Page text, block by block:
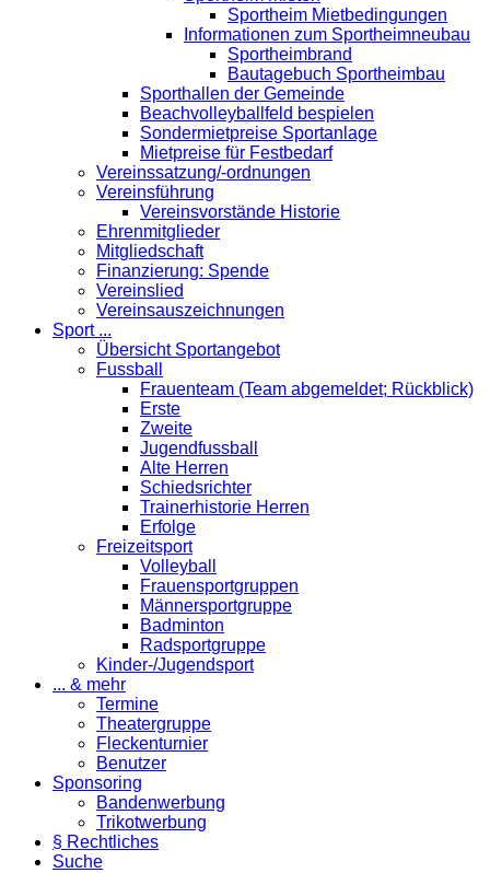
Sportheim Mietbedingungen
Informationen zum Sportheimneubau
Sportheimbrand
Bautagebuch Sportheimbau
Sporthallen der Gemeinde
Beachvolleyballfeld bespielen
Sondermietpreise Sportanlage
Mietpreise für Festbedarf
Vereinssatzung/-ordnungen
Vereinsführung
Vereinsvorstände Historie
Ehrenmitglieder
Mitgliedschaft
Finanzierung: Spende
Vereinslied
Vereinsauszeichnungen
Sport ...
Übersicht Sportangebot
Fussball
Frauenteam (Team abgemeldet; Rückblick)
Erste
Zweite
Jugendfussball
Alte Herren
Schiedsrichter
Trainerhistorie Herren
Erfolge
Freizeitsport
Volleyball
Frauensportgruppen
Männersportgruppe
Badminton
Radsportgruppe
Kinder-/Jugendsport
... & mehr
Termine
Theatergruppe
Fleckenturnier
Benutzer
Sponsoring
Bandenwerbung
Trikotwerbung
§ Rechtliches
Suche